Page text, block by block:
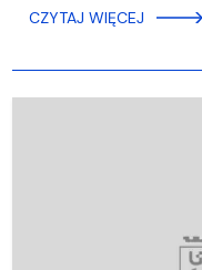
CZYTAJ WIĘCEJ